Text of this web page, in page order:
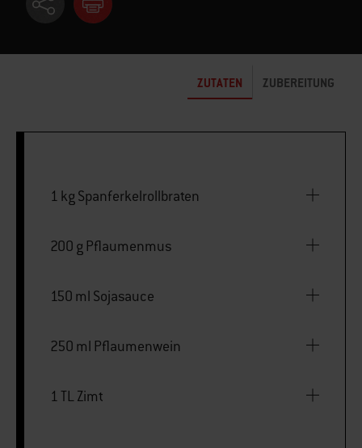
ZUTATEN ZUBEREITUNG
1 kg Spanferkelrollbraten
200 g Pflaumenmus
150 ml Sojasauce
250 ml Pflaumenwein
1 TL Zimt